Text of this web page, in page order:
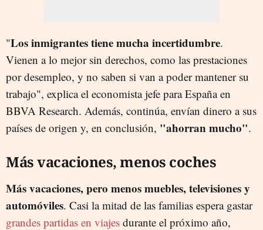
"Los inmigrantes tiene mucha incertidumbre.
Vienen a lo mejor sin derechos, como las prestaciones
por desempleo, y no saben si van a poder mantener su
trabajo", explica el economista jefe para España en
BBVA Research. Además, continúa, envían dinero a sus
países de origen y, en conclusión, "ahorran mucho".
Más vacaciones, menos coches
Más vacaciones, pero menos muebles, televisiones y
automóviles. Casi la mitad de las familias espera gastar
grandes partidas en viajes durante el próximo año,